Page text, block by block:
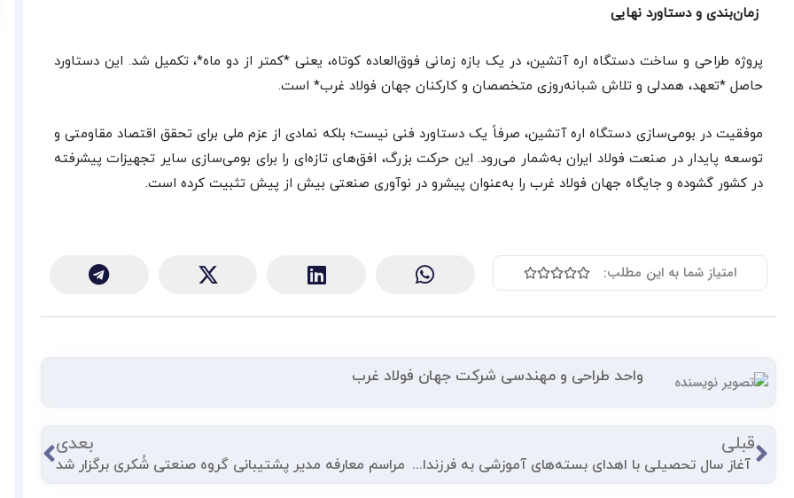
زمان‌بندی و دستاورد نهایی
پروژه طراحی و ساخت دستگاه اره آتشین، در یک بازه زمانی فوق‌العاده کوتاه، یعنی *کمتر از دو ماه*، تکمیل شد. این دستاورد
حاصل *تعهد، همدلی و تلاش شبانه‌روزی متخصصان و کارکنان جهان فولاد غرب* است.
موفقیت در بومی‌سازی دستگاه اره آتشین، صرفاً یک دستاورد فنی نیست؛ بلکه نمادی از عزم ملی برای تحقق اقتصاد مقاومتی و
توسعه پایدار در صنعت فولاد ایران به‌شمار می‌رود. این حرکت بزرگ، افق‌های تازه‌ای را برای بومی‌سازی سایر تجهیزات پیشرفته
در کشور گشوده و جایگاه جهان فولاد غرب را به‌عنوان پیشرو در نوآوری صنعتی بیش از پیش تثبیت کرده است.
امتیاز شما به این مطلب: 




واحد طراحی و مهندسی شرکت جهان فولاد غرب
قبلی
قبلی
آغاز سال تحصیلی با اهدای بسته‌های آموزشی به فرزندان کارکنان جهان فولاد غرب توسط گروه صنعتی شُکری و بنیاد خیریه مرحوم عزیز شُکری
بعدی
مراسم معارفه مدیر پشتیبانی گروه صنعتی شُکری برگزار شد